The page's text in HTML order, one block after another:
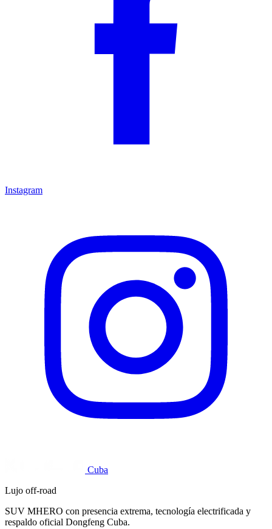
Instagram
Cuba
Lujo off-road
SUV MHERO con presencia extrema, tecnología electrificada y
respaldo oficial Dongfeng Cuba.